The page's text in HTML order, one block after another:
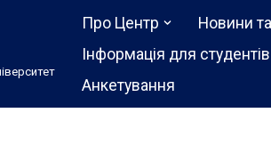
Про Центр Новини
Інформація для студентів
Анкетування